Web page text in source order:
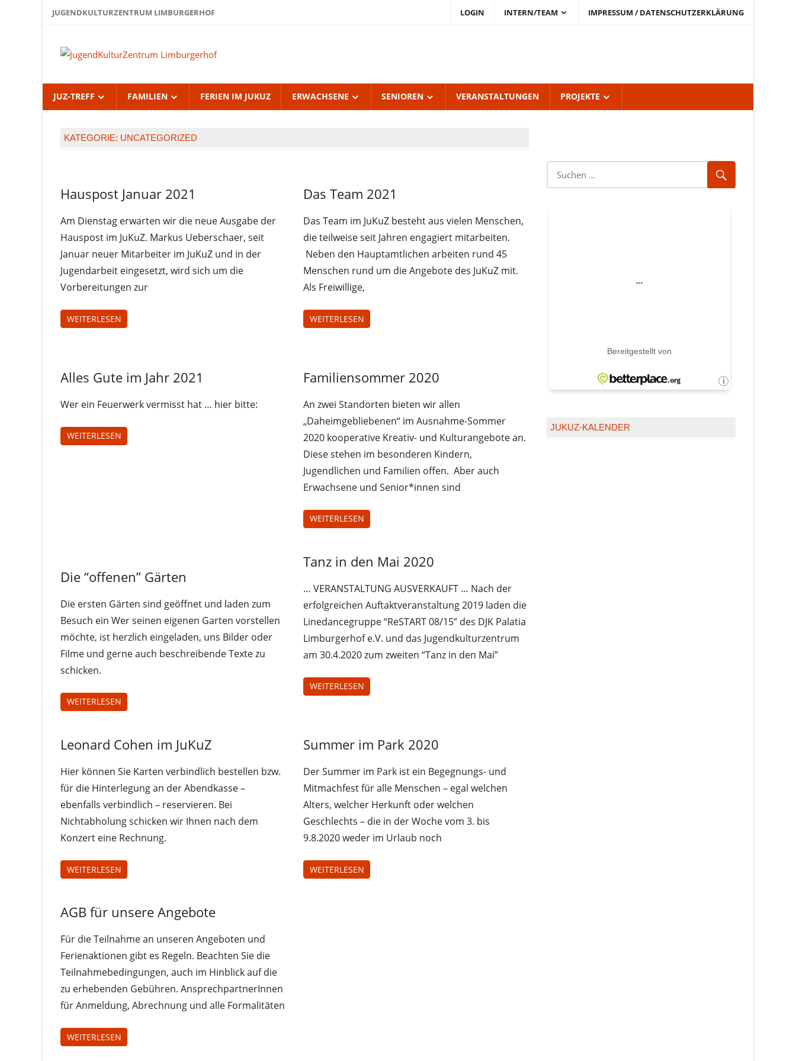
ZumJUGENDKULTURZENTRUM LIMBURGERHOF LOGIN INTERN/TEAM IMPRESSUM / DATENSCHUTZERKLÄRUNG
Limburgerhof
JUZ-TREFF FAMILIEN FERIEN IM JUKUZ ERWACHSENE SENIOREN VERANSTALTUNGEN PROJEKTE
KATEGORIE: UNCATEGORIZED
Hauspost Januar 2021
Am Dienstag erwarten wir die neue Ausgabe der
Hauspost im JuKuZ. Markus Ueberschaer, seit
Januar neuer Mitarbeiter im JuKuZ und in der
Jugendarbeit eingesetzt, wird sich um die
Vorbereitungen zur
WEITERLESEN
Das Team 2021
Das Team im JuKuZ besteht aus vielen Menschen,
die teilweise seit Jahren engagiert mitarbeiten.
Neben den Hauptamtlichen arbeiten rund 45
Menschen rund um die Angebote des JuKuZ mit.
Als Freiwillige,
WEITERLESEN
Alles Gute im Jahr 2021
Wer ein Feuerwerk vermisst hat … hier bitte:
WEITERLESEN
Familiensommer 2020
An zwei Standorten bieten wir allen
„Daheimgebliebenen“ im Ausnahme-Sommer
2020 kooperative Kreativ- und Kulturangebote an.
Diese stehen im besonderen Kindern,
Jugendlichen und Familien offen. Aber auch
Erwachsene und Senior*innen sind
WEITERLESEN
Die “offenen” Gärten
Die ersten Gärten sind geöffnet und laden zum
Besuch ein Wer seinen eigenen Garten vorstellen
möchte, ist herzlich eingeladen, uns Bilder oder
Filme und gerne auch beschreibende Texte zu
schicken.
WEITERLESEN
Uncategorized
Tanz in den Mai 2020
… VERANSTALTUNG AUSVERKAUFT … Nach der
erfolgreichen Auftaktveranstaltung 2019 laden die
Linedancegruppe “ReSTART 08/15” des DJK Palatia
Limburgerhof e.V. und das Jugendkulturzentrum
am 30.4.2020 zum zweiten “Tanz in den Mai”
WEITERLESEN
Uncategorized
Leonard Cohen im JuKuZ
Hier können Sie Karten verbindlich bestellen bzw.
für die Hinterlegung an der Abendkasse –
ebenfalls verbindlich – reservieren. Bei
Nichtabholung schicken wir Ihnen nach dem
Konzert eine Rechnung.
WEITERLESEN
Uncategorized
Summer im Park 2020
Der Summer im Park ist ein Begegnungs- und
Mitmachfest für alle Menschen – egal welchen
Alters, welcher Herkunft oder welchen
Geschlechts – die in der Woche vom 3. bis
9.8.2020 weder im Urlaub noch
WEITERLESEN
Uncategorized
AGB für unsere Angebote
Für die Teilnahme an unseren Angeboten und
Ferienaktionen gibt es Regeln. Beachten Sie die
Teilnahmebedingungen, auch im Hinblick auf die
zu erhebenden Gebühren. AnsprechpartnerInnen
für Anmeldung, Abrechnung und alle Formalitäten
WEITERLESEN
JUKUZ-KALENDER